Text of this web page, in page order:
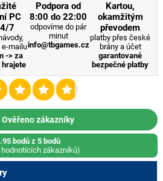
PC
7
e-mailu
-> za
hrajete
Podpora od
8:00 do 22:00
odpovíme do pár
minut
info@tbgames.cz
Kartou,
okamžitým
převodem
platby přes české
brány a účet
garantované
bezpečné platby
Ověřeno zákazníky
bodů z 5 bodů
hodnotících zákazníků)